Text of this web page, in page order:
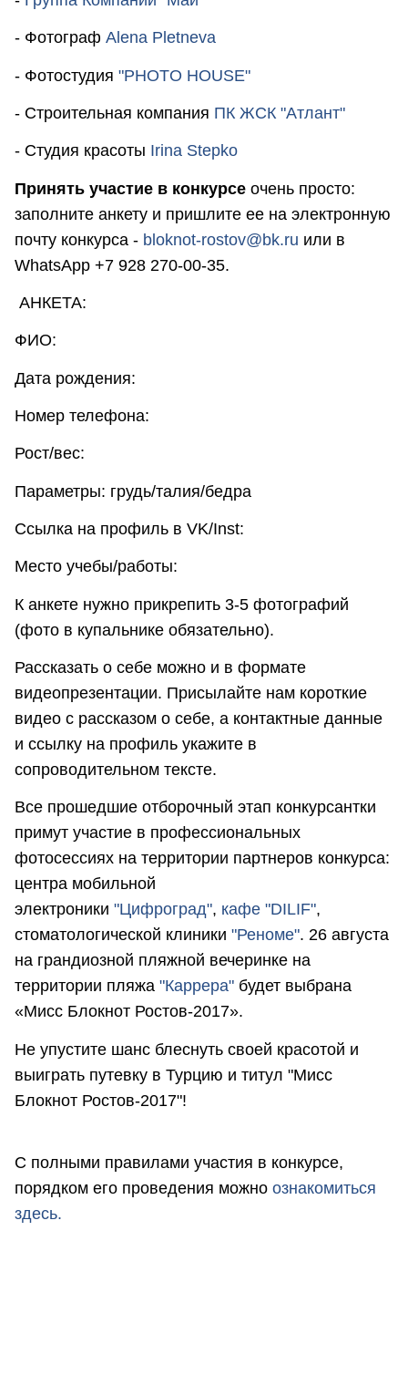
- Фотограф Alena Pletneva
- Фотостудия "PHOTO HOUSE"
- Строительная компания ПК ЖСК "Атлант"
- Студия красоты Irina Stepko
Принять участие в конкурсе очень просто:
заполните анкету и пришлите ее на электронную
почту конкурса - bloknot-rostov@bk.ru или в
WhatsApp +7 928 270-00-35.
АНКЕТА:
ФИО:
Дата рождения:
Номер телефона:
Рост/вес:
Параметры: грудь/талия/бедра
Ссылка на профиль в VK/Inst:
Место учебы/работы:
К анкете нужно прикрепить 3-5 фотографий
(фото в купальнике обязательно).
Рассказать о себе можно и в формате
видеопрезентации. Присылайте нам короткие
видео с рассказом о себе, а контактные данные
и ссылку на профиль укажите в
сопроводительном тексте.
Все прошедшие отборочный этап конкурсантки
примут участие в профессиональных
фотосессиях на территории партнеров конкурса:
центра мобильной
электроники "Цифроград", кафе "DILIF",
стоматологической клиники "Реноме". 26 августа
на грандиозной пляжной вечеринке на
территории пляжа "Каррера" будет выбрана
«Мисс Блокнот Ростов-2017».
Не упустите шанс блеснуть своей красотой и
выиграть путевку в Турцию и титул "Мисс
Блокнот Ростов-2017"!
С полными правилами участия в конкурсе,
порядком его проведения можно ознакомиться
здесь.